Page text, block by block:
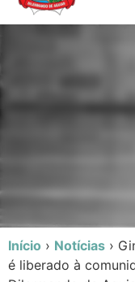
Início › Notícias ›
é liberado à